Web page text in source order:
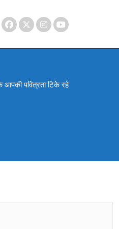
पवित्रता टिके रहे